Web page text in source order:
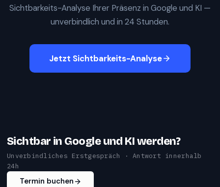
Sichtbarkeits-Analyse Ihrer Präsenz in Google und KI —
unverbindlich und in 24 Stunden.
Jetzt Sichtbarkeits-Analyse
Sichtbar in Google und KI werden?
Unverbindliches Erstgespräch · Antwort innerhalb
24h
Termin buchen